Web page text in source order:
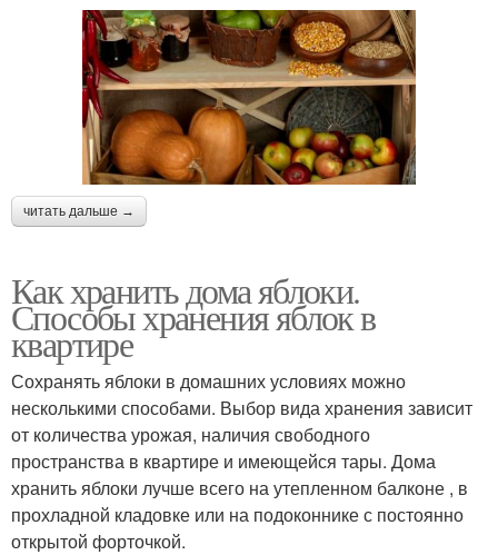
читать дальше →
Как хранить дома яблоки.
Способы хранения яблок в
квартире
Сохранять яблоки в домашних условиях можно
несколькими способами. Выбор вида хранения зависит
от количества урожая, наличия свободного
пространства в квартире и имеющейся тары. Дома
хранить яблоки лучше всего на утепленном балконе , в
прохладной кладовке или на подоконнике с постоянно
открытой форточкой.